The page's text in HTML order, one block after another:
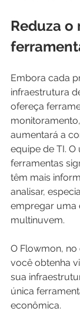
Reduza o
Embora cada
infraestrutura
ofereça
aumentará a
equipe de TI. O
ferramentas
têm mais
analisar,
empregar uma
multinuvem.
O Flowmon,
você obtenha
sua
única
econômica.